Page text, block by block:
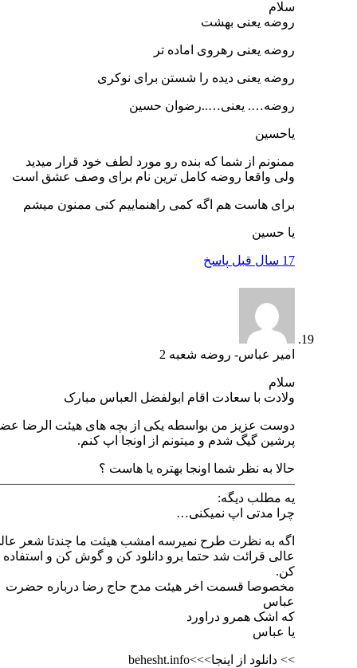
روضه یعنی بهشت
روضه یعنی رهروی اماده تر
روضه یعنی دیده را شستن برای نوکری
روضه…. یعنی…..رضوان حسین
ممنونم از شما که بنده رو مورد لطف خود قرار میدید
ولی واقعا روضه کامل ترین نام برای وصف عشق است
برای هاست هم اگه کمی راهنماییم کنی ممنون میشم
یا حسین
پاسخ
امیر عباس- روضه شعبه 2
ولادت با سعادت اقام ابولفضل العباس مبارک
دوست عزیز من بواسطه یکی از بچه های هیئت الرضا عضو
پرشین گیگ شدم و میتونم از اونجا اپ کنم.
حالا به نظر شما اونجا بهتره یا هاست ؟
———————————————————————–
یه مطلب دیگه:
چرا مدتی اپ نمیکنی…
اگه به نظرت طرح نمیرسه امشب هیئت ما چندتا شعر عالی
عالی قرائت شد حتما برو دانلود کن و گوش کن و استفاده
مخصوصا قسمت اخر هیئت مدح حاج رضا درباره حضرت
که اشک همرو دراورد
>> دانلود از اینجا>>>behesht.info